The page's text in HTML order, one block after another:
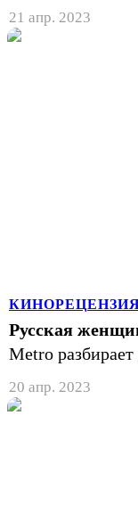
21 апр. 2023
Русская
Metro
20 апр. 2023